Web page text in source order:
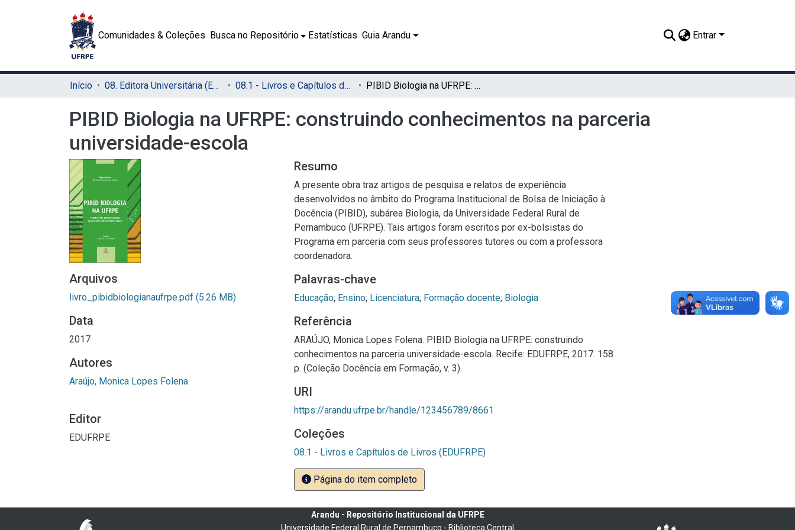
Comunidades & Coleções Busca no Repositório Estatísticas Guia Arandu Entrar
Início 08. Editora Universitária (EDUFRPE) 08.1 - Livros e Capítulos de Livros (EDUFRPE) PIBID Biologia na UFRPE: construindo conhecimentos na parceria universidade-escola
PIBID Biologia na UFRPE: construindo conhecimentos na parceria
universidade-escola
Arquivos
livro_pibidbiologianaufrpe.pdf (5.26 MB)
Data
2017
Autores
Araújo, Monica Lopes Folena
Editor
EDUFRPE
Resumo
A presente obra traz artigos de pesquisa e relatos de experiência
desenvolvidos no âmbito do Programa Institucional de Bolsa de Iniciação à
Docência (PIBID), subárea Biologia, da Universidade Federal Rural de
Pernambuco (UFRPE). Tais artigos foram escritos por ex-bolsistas do
Programa em parceria com seus professores tutores ou com a professora
coordenadora.
Palavras-chave
Educação; Ensino; Licenciatura; Formação docente; Biologia
Referência
ARAÚJO, Monica Lopes Folena. PIBID Biologia na UFRPE: construindo
conhecimentos na parceria universidade-escola. Recife: EDUFRPE, 2017. 158
p. (Coleção Docência em Formação, v. 3).
URI
https://arandu.ufrpe.br/handle/123456789/8661
Coleções
08.1 - Livros e Capítulos de Livros (EDUFRPE)
Página do item completo
Arandu - Repositório Institucional da UFRPE
Universidade Federal Rural de Pernambuco - Biblioteca Central